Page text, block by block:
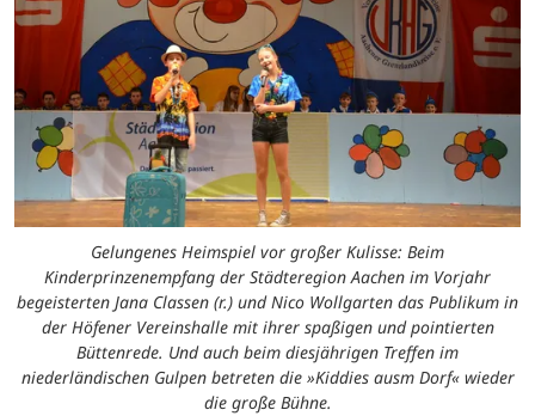
Gelungenes Heimspiel vor großer Kulisse: Beim
Kinderprinzenempfang der Städteregion Aachen im Vorjahr
begeisterten Jana Classen (r.) und Nico Wollgarten das Publikum in
der Höfener Vereinshalle mit ihrer spaßigen und pointierten
Büttenrede. Und auch beim diesjährigen Treffen im
niederländischen Gulpen betreten die »Kiddies ausm Dorf« wieder
die große Bühne.